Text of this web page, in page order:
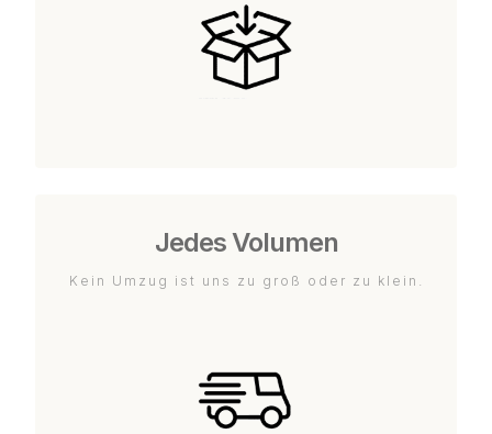
Jedes Volumen
Kein Umzug ist uns zu groß oder zu klein.